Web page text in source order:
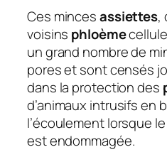
Ces mincesassiettes,
voisins phloème
un grand nombre de
pores et sont censés
dans la protection des
d’animaux intrusifs en
l’écoulement lorsque le
est endommagée.